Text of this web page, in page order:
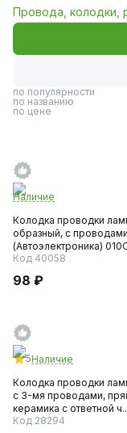
Провода, колодки,
по популярности
по названию
по цене
Наличие
Колодка проводки
образный, с проводами
(Автоэлектроника)
Код 40058
98 ₽
5Наличие
Колодка проводки
с 3-мя проводами,
керамика с ответной
Код 28294